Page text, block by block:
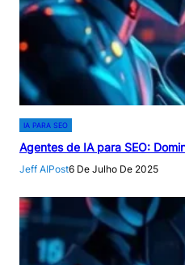
IA PARA SEO
Agentes de IA para SEO:
Jeff AIPost6 De Julho De 2025